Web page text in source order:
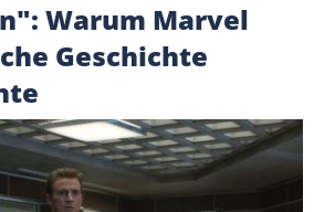
Warum Marvel
Geschichte